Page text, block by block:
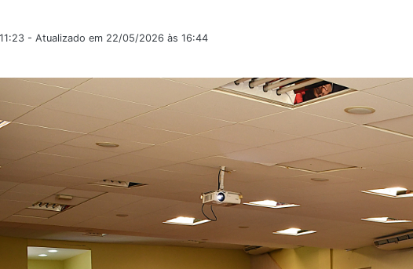
- Atualizado em 22/05/2026 às 16:44